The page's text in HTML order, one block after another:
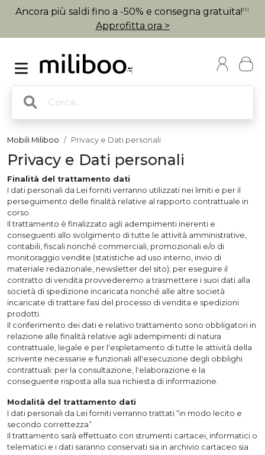
Ancora più saldi fino a -50% e consegna gratuita! (1)
Approfitta ora >
Mobili Miliboo Privacy e Dati personali
Privacy e Dati personali
Finalità del trattamento dati
I dati personali da Lei forniti verranno utilizzati nei limiti e per il
perseguimento delle finalità relative al rapporto contrattuale in
corso.
Il trattamento è finalizzato agli adempimenti inerenti e
conseguenti allo svolgimento di tutte le attività amministrative,
contabili, fiscali nonché commerciali, promozionali e/o di
monitoraggio vendite (statistiche ad uso interno, invio di
materiale redazionale, newsletter del sito); per eseguire il
contratto di vendita provvederemo a trasmettere i suoi dati alla
società di spedizione incaricata nonché alle altre società
incaricate di trattare fasi del processo di vendita e spedizioni
prodotti.
Il conferimento dei dati e relativo trattamento sono obbligatori in
relazione alle finalità relative agli adempimenti di natura
contrattuale, legale e per l'espletamento di tutte le attività della
scrivente necessarie e funzionali all'esecuzione degli obblighi
contrattuali; per la consultazione, l'elaborazione e la
conseguente risposta alla sua richiesta di informazione.
Modalità del trattamento dati
I dati personali da Lei forniti verranno trattati “in modo lecito e
secondo correttezza”
Il trattamento sarà effettuato con strumenti cartacei, informatici o
telematici e i dati saranno conservati sia in archivio cartaceo sia